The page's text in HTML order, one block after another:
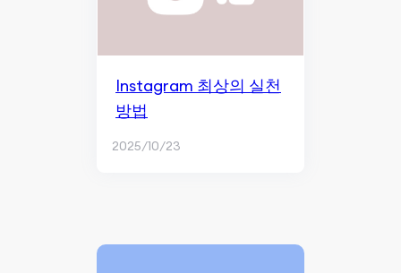
Instagram 최상의 실천
방법
2025/10/23